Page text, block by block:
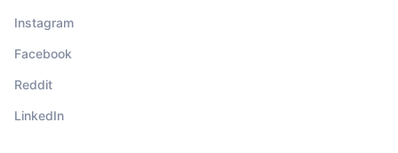
Instagram
Facebook
Reddit
LinkedIn